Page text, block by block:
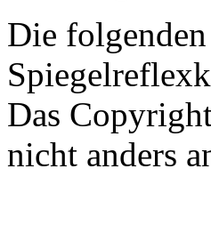
Die
Das
nicht anders